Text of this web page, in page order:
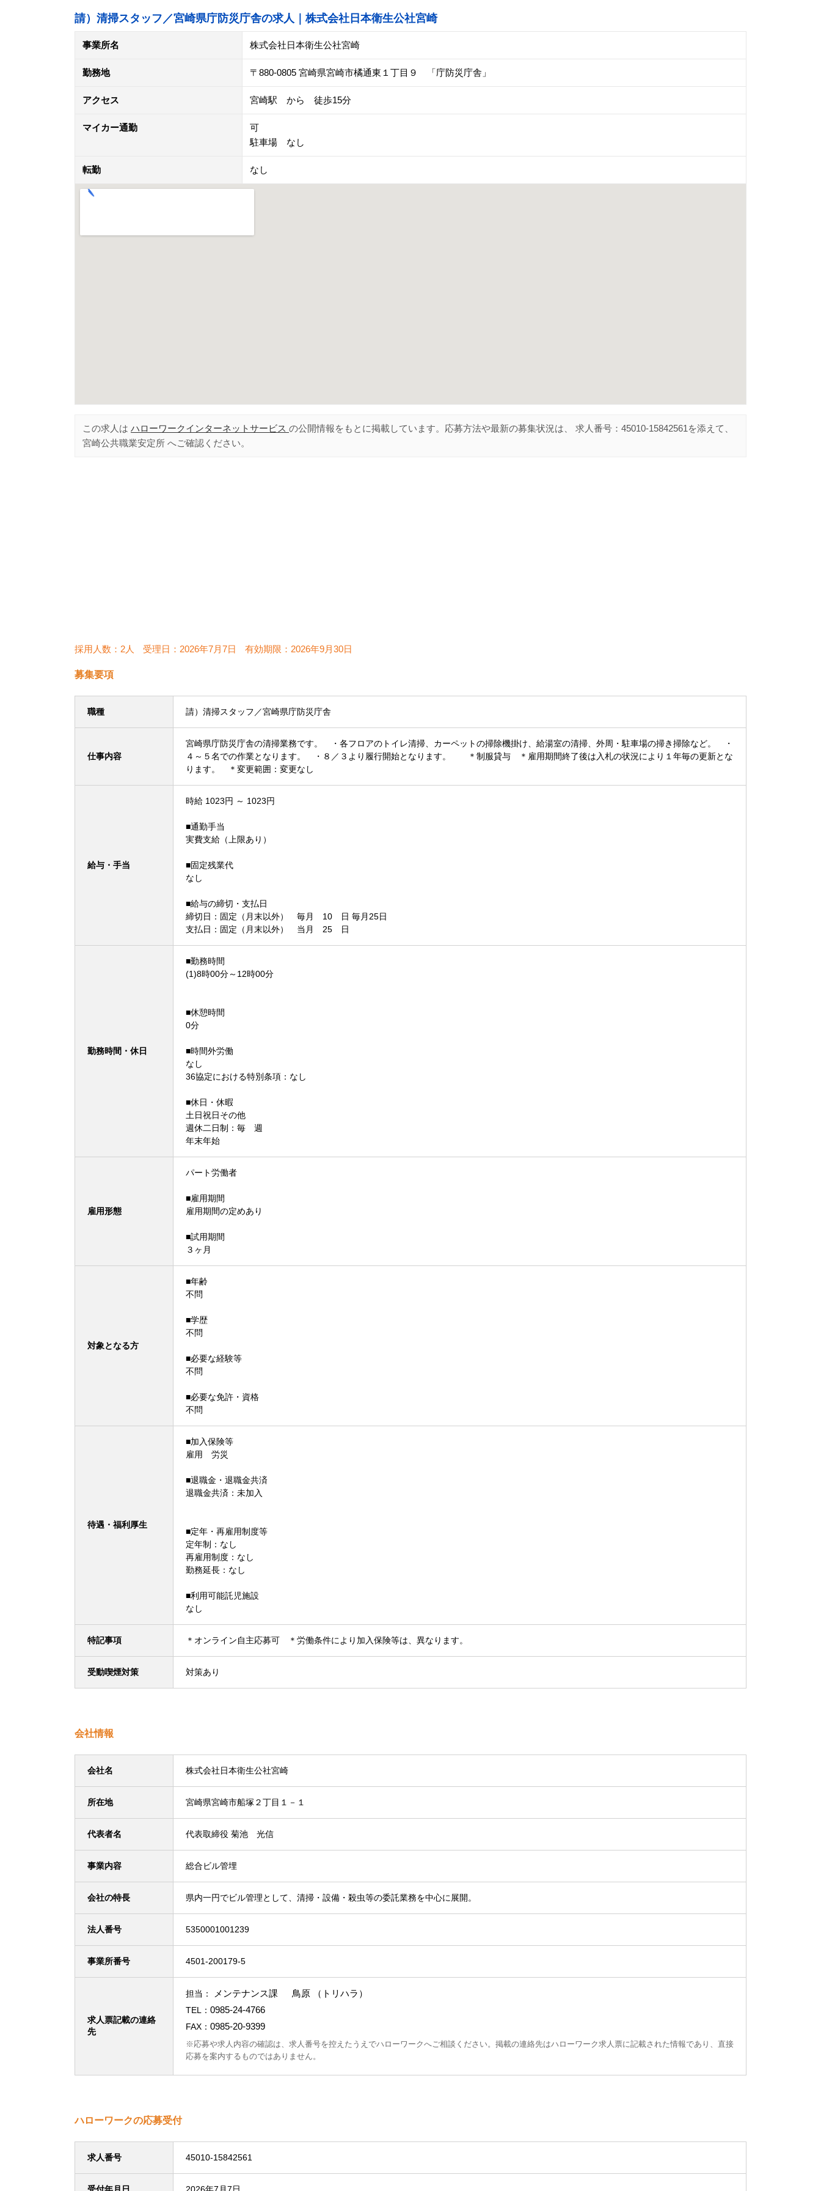
請）清掃スタッフ／宮崎県庁防災庁舎の求人｜株式会社日本衛生公社宮崎
事業所名 株式会社日本衛生公社宮崎
勤務地 〒880-0805 宮崎県宮崎市橘通東１丁目９ 「庁防災庁舎」
アクセス 宮崎駅 から 徒歩15分
マイカー通勤
可
駐車場 なし
転勤 なし
この求人は ハローワークインターネットサービス の公開情報をもとに掲載しています。応募方法や最新の募集状況は、 求人番号： 45010-15842561 を添えて、
宮崎公共職業安定所 へご確認ください。
採用人数：2人 受理日： 2026年7月7日 有効期限： 2026年9月30日
募集要項
職種 請）清掃スタッフ／宮崎県庁防災庁舎
仕事内容
宮崎県庁防災庁舎の清掃業務です。 ・各フロアのトイレ清掃、カーペットの掃除機掛け、給湯室の清掃、外周・駐車場の掃き掃除など。 ・
４～５名での作業となります。 ・８／３より履行開始となります。 ＊制服貸与 ＊雇用期間終了後は入札の状況により１年毎の更新とな
ります。 ＊変更範囲：変更なし
給与・手当
時給 1023円 ～ 1023円
■通勤手当
実費支給（上限あり）
■固定残業代
なし
■給与の締切・支払日
締切日：固定（月末以外） 毎月 10 日 毎月25日
支払日：固定（月末以外） 当月 25 日
勤務時間・休日
■勤務時間
(1)8時00分～12時00分
■休憩時間
0分
■時間外労働
なし
36協定における特別条項：なし
■休日・休暇
土日祝日その他
週休二日制：毎 週
年末年始
雇用形態
パート労働者
■雇用期間
雇用期間の定めあり
■試用期間
３ヶ月
対象となる方
■年齢
不問
■学歴
不問
■必要な経験等
不問
■必要な免許・資格
不問
待遇・福利厚生
■加入保険等
雇用 労災
■退職金・退職金共済
退職金共済：未加入
■定年・再雇用制度等
定年制：なし
再雇用制度：なし
勤務延長：なし
■利用可能託児施設
なし
特記事項 ＊オンライン自主応募可 ＊労働条件により加入保険等は、異なります。
受動喫煙対策 対策あり
会社情報
会社名 株式会社日本衛生公社宮崎
所在地 宮崎県宮崎市船塚２丁目１－１
代表者名 代表取締役 菊池 光信
事業内容 総合ビル管埋
会社の特長 県内一円でビル管理として、清掃・設備・殺虫等の委託業務を中心に展開。
法人番号 5350001001239
事業所番号 4501-200179-5
求人票記載の連絡
先
担当： メンテナンス課 鳥原 （トリハラ）
TEL： 0985-24-4766
FAX： 0985-20-9399
※応募や求人内容の確認は、求人番号を控えたうえでハローワークへご相談ください。掲載の連絡先はハローワーク求人票に記載された情報であり、直接
応募を案内するものではありません。
ハローワークの応募受付
求人番号 45010-15842561